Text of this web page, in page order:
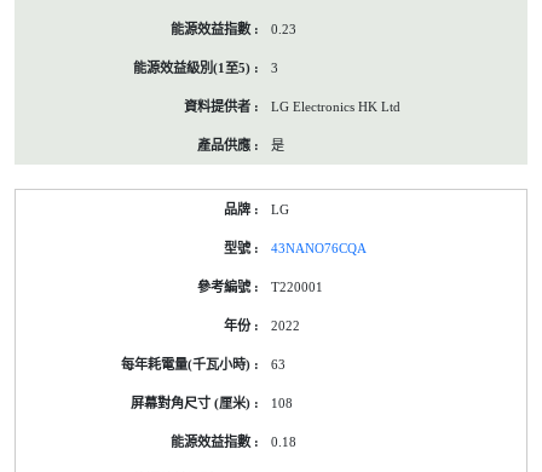
0.23
3
LG Electronics HK Ltd
是
LG
43NANO76CQA
T220001
2022
63
108
0.18